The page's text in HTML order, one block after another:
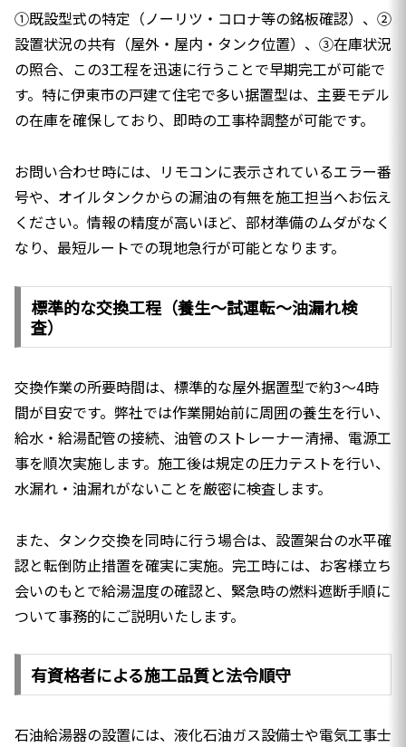
①既設型式の特定（ノーリツ・コロナ等の銘板確認）、②
設置状況の共有（屋外・屋内・タンク位置）、③在庫状況
の照合、この3工程を迅速に行うことで早期完工が可能で
す。特に伊東市の戸建て住宅で多い据置型は、主要モデル
の在庫を確保しており、即時の工事枠調整が可能です。
お問い合わせ時には、リモコンに表示されているエラー番
号や、オイルタンクからの漏油の有無を施工担当へお伝え
ください。情報の精度が高いほど、部材準備のムダがなく
なり、最短ルートでの現地急行が可能となります。
標準的な交換工程（養生〜試運転〜油漏れ検
査）
交換作業の所要時間は、標準的な屋外据置型で約3〜4時
間が目安です。弊社では作業開始前に周囲の養生を行い、
給水・給湯配管の接続、油管のストレーナー清掃、電源工
事を順次実施します。施工後は規定の圧力テストを行い、
水漏れ・油漏れがないことを厳密に検査します。
また、タンク交換を同時に行う場合は、設置架台の水平確
認と転倒防止措置を確実に実施。完工時には、お客様立ち
会いのもとで給湯温度の確認と、緊急時の燃料遮断手順に
ついて事務的にご説明いたします。
有資格者による施工品質と法令順守
石油給湯器の設置には、液化石油ガス設備士や電気工事士